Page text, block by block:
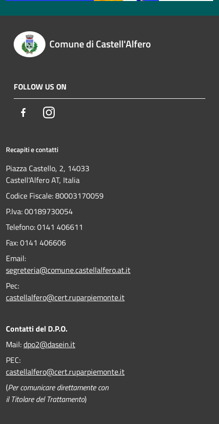
Comune di Castell'Alfero
FOLLOW US ON
FacebookInstagram
Recapiti e contatti
Piazza Castello, 2, 14033
Castell'Alfero AT, Italia
Codice Fiscale: 80003170059
P.Iva: 00189730054
Telefono:0141 406611
Fax:0141 406606
Email:
segreteria@comune.castellalfero.at.it
Pec:
castellalfero@cert.ruparpiemonte.it
Contatti del D.P.O.
Mail:dpo2@dasein.it
PEC:
castellalfero@cert.ruparpiemonte.it
(Per comunicare direttamente con
il Titolare del Trattamento)